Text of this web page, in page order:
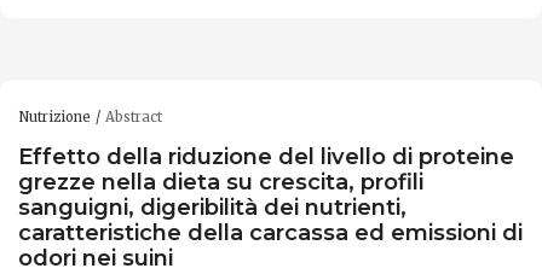
Nutrizione Abstract
Effetto della riduzione del livello di proteine ​​
grezze nella dieta su crescita, profili
sanguigni, digeribilità dei nutrienti,
caratteristiche della carcassa ed emissioni di
odori nei suini